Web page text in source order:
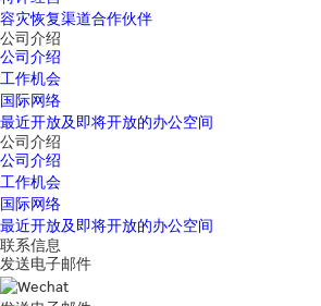
容灾恢复渠道合作伙伴
公司介绍
公司介绍
工作机会
国际网络
最近开放及即将开放的办公空间
公司介绍
公司介绍
工作机会
国际网络
最近开放及即将开放的办公空间
联系信息
发送电子邮件